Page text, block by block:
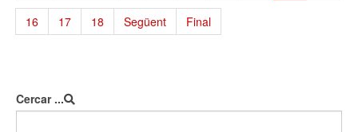
16 17 18 Següent Final
Cercar ...